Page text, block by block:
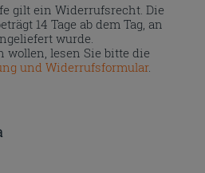
gilt ein Widerrufsrecht. Die
14 Tage ab dem Tag, an
wurde.
wollen, lesen Sie bitte die
und Widerrufsformular.